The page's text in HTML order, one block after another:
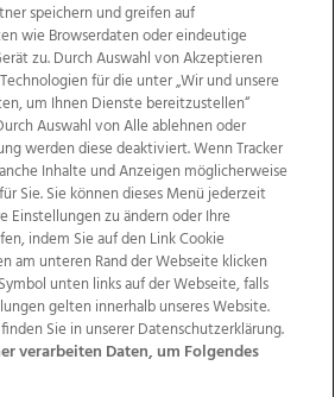
Mediadaten Kontakt
Jobs
Impressum
AGB Anzeigekunden
Ehrenkodex Politische Werbung
speichern und greifen auf
wie Browserdaten oder eindeutige
zu. Durch Auswahl von Akzeptieren
für die unter „Wir und unsere
um Ihnen Dienste bereitzustellen“
Auswahl von Alle ablehnen oder
werden diese deaktiviert. Wenn Tracker
Inhalte und Anzeigen möglicherweise
Sie. Sie können dieses Menü jederzeit
Einstellungen zu ändern oder Ihre
indem Sie auf den Link Cookie
am unteren Rand der Webseite klicken
unten links auf der Webseite, falls
gelten innerhalb unseres Website.
Sie in unserer Datenschutzerklärung.
verarbeiten Daten, um Folgendes